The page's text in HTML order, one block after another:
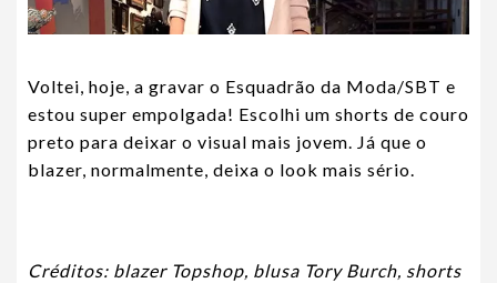
Voltei, hoje, a gravar o Esquadrão da Moda/SBT e
estou super empolgada! Escolhi um shorts de couro
preto para deixar o visual mais jovem. Já que o
blazer, normalmente, deixa o look mais sério.
Créditos: blazer Topshop, blusa Tory Burch, shorts